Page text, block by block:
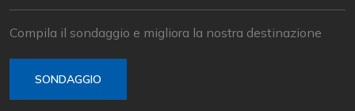
Compila il sondaggio e migliora la nostra destinazione
SONDAGGIO